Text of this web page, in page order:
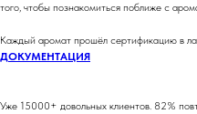
того, чтобы познакомиться поближе с
Каждый аромат прошёл сертификацию в
ДОКУМЕНТАЦИЯ
Уже 15000+ довольных клиентов. 82%